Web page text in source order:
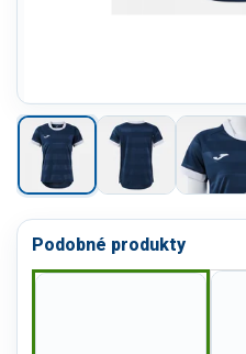
Podobné produkty